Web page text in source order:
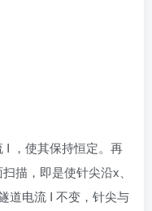
I ，使其保持恒定。再
描，即是使针尖沿x、
道电流 I 不变，针尖与